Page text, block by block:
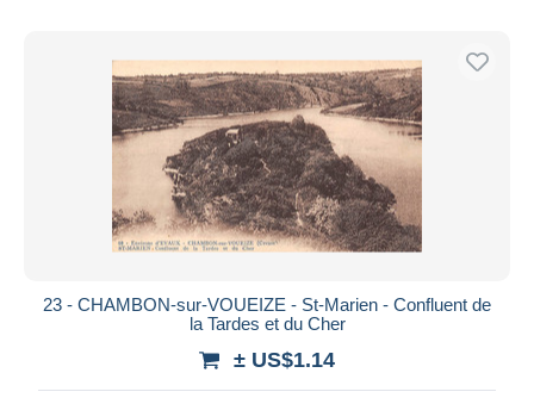
23 - CHAMBON-sur-VOUEIZE - St-Marien - Confluent de
la Tardes et du Cher
± US$1.14